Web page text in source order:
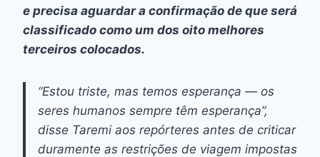
e precisa aguardar a confirmação de que será
classificado como um dos oito melhores
terceiros colocados.
“Estou triste, mas temos esperança — os
seres humanos sempre têm esperança”,
disse Taremi aos repórteres antes de criticar
duramente as restrições de viagem impostas